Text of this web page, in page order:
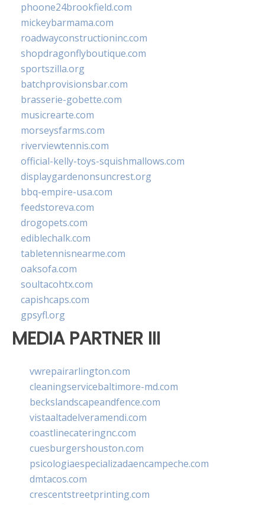
phoone24brookfield.com
mickeybarmama.com
roadwayconstructioninc.com
shopdragonflyboutique.com
sportszilla.org
batchprovisionsbar.com
brasserie-gobette.com
musicrearte.com
morseysfarms.com
riverviewtennis.com
official-kelly-toys-squishmallows.com
displaygardenonsuncrest.org
bbq-empire-usa.com
feedstoreva.com
drogopets.com
ediblechalk.com
tabletennisnearme.com
oaksofa.com
soultacohtx.com
capishcaps.com
gpsyfl.org
MEDIA PARTNER III
vwrepairarlington.com
cleaningservicebaltimore-md.com
beckslandscapeandfence.com
vistaaltadelveramendi.com
coastlinecateringnc.com
cuesburgershouston.com
psicologiaespecializadaencampeche.com
dmtacos.com
crescentstreetprinting.com